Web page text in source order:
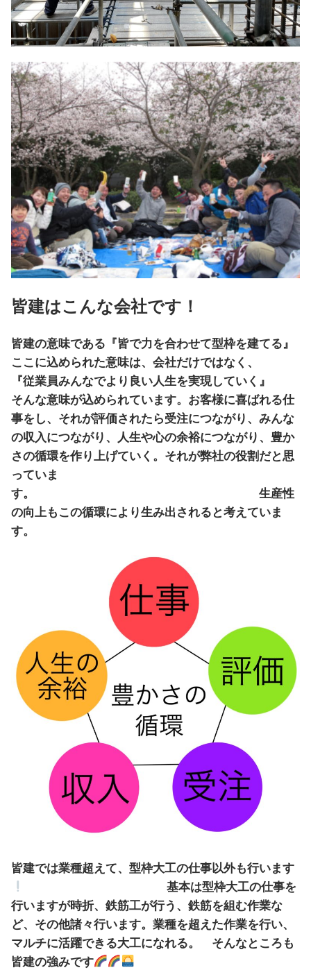
皆建はこんな会社です！
皆建の意味である『皆で力を合わせて型枠を建てる』
ここに込められた意味は、会社だけではなく、
『従業員みんなでより良い人生を実現していく』
そんな意味が込められています。お客様に喜ばれる仕
事をし、それが評価されたら受注につながり、みんな
の収入につながり、人生や心の余裕につながり、豊か
さの循環を作り上げていく。それが弊社の役割だと思
っていま
す。 生産性
の向上もこの循環により生み出されると考えていま
す。
皆建では業種超えて、型枠大工の仕事以外も行います
基本は型枠大工の仕事を
行いますが時折、鉄筋工が行う、鉄筋を組む作業な
ど、その他諸々行います。業種を超えた作業を行い、
マルチに活躍できる大工になれる。 そんなところも
皆建の強みです